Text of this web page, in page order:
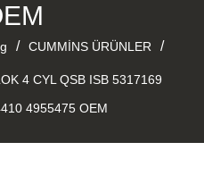
/ CUMMİNS ÜRÜNLER /
4 CYL QSB ISB 5317169
4955475 OEM